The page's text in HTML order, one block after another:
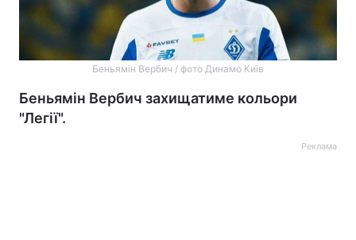
Беньямін Вербич / фото Динамо Київ
Беньямін Вербич захищатиме кольори
"Легії".
Реклама